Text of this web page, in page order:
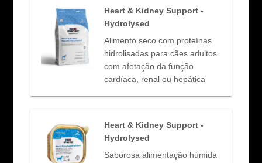
Heart & Kidney Support -
Hydrolysed
Alimento seco com proteínas
hidrolisadas para cães adultos
com afetação da função
cardíaca, renal ou hepática
Heart & Kidney Support -
Hydrolysed
Saborosa alimentação húmida